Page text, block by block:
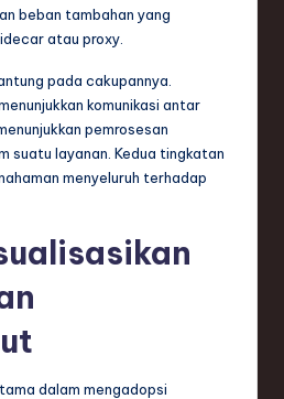
beban tambahan yang
atau proxy.
pada cakupannya.
komunikasi antar
pemrosesan
suatu layanan. Kedua tingkatan
menyeluruh terhadap
dalam mengadopsi